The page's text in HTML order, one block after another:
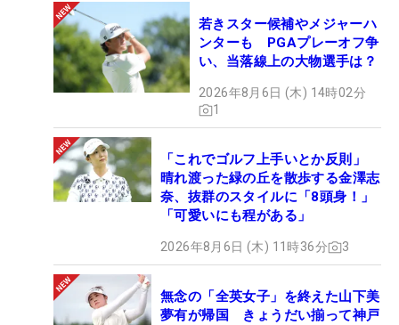
若きスター候補やメジャーハ
ンターも PGAプレーオフ争
い、当落線上の大物選手は？
2026年8月6日 (木) 14時02分
1
「これでゴルフ上手いとか反則」
晴れ渡った緑の丘を散歩する金澤志
奈、抜群のスタイルに「8頭身！」
「可愛いにも程がある」
2026年8月6日 (木) 11時36分 3
無念の「全英女子」を終えた山下美
夢有が帰国 きょうだい揃って神戸